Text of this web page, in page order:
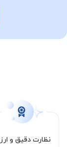
نظارت دقیق و